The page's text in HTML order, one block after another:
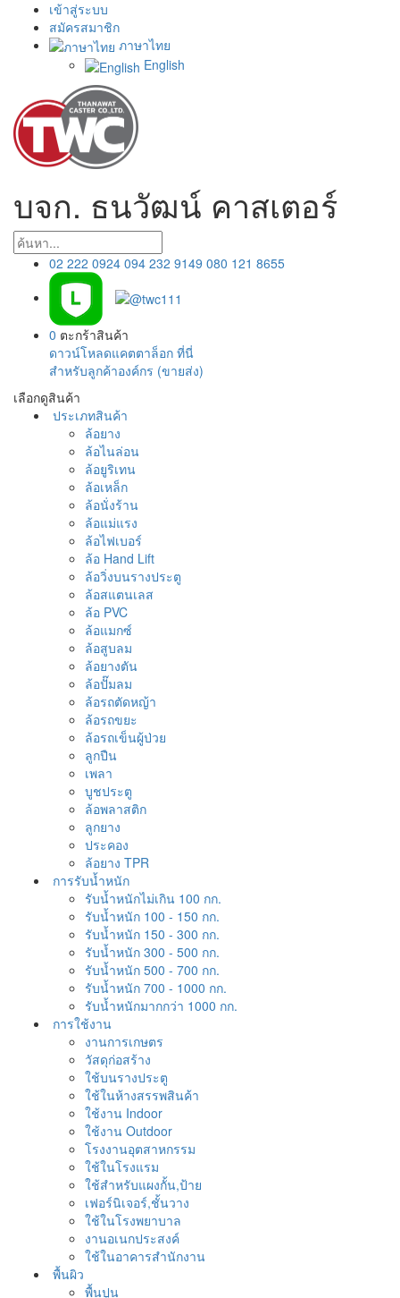
เข้าสู่ระบบ
สมัครสมาชิก
ภาษาไทย
English
บจก. ธนวัฒน์ คาสเตอร์
02 222 0924 094 232 9149 080 121 8655
0 ตะกร้าสินค้า
ดาวน์โหลดแคตตาล็อก ที่นี่
สำหรับลูกค้าองค์กร (ขายส่ง)
เลือกดูสินค้า
ประเภทสินค้า
ล้อยาง
ล้อไนล่อน
ล้อยูริเทน
ล้อเหล็ก
ล้อนั่งร้าน
ล้อแม่แรง
ล้อไฟเบอร์
ล้อ Hand Lift
ล้อวิ่งบนรางประตู
ล้อสแตนเลส
ล้อ PVC
ล้อแมกซ์
ล้อสูบลม
ล้อยางตัน
ล้อปั๊มลม
ล้อรถตัดหญ้า
ล้อรถขยะ
ล้อรถเข็นผู้ป่วย
ลูกปืน
เพลา
บูชประตู
ล้อพลาสติก
ลูกยาง
ประคอง
ล้อยาง TPR
การรับน้ำหนัก
รับน้ำหนักไม่เกิน 100 กก.
รับน้ำหนัก 100 - 150 กก.
รับน้ำหนัก 150 - 300 กก.
รับน้ำหนัก 300 - 500 กก.
รับน้ำหนัก 500 - 700 กก.
รับน้ำหนัก 700 - 1000 กก.
รับน้ำหนักมากกว่า 1000 กก.
การใช้งาน
งานการเกษตร
วัสดุก่อสร้าง
ใช้บนรางประตู
ใช้ในห้างสรรพสินค้า
ใช้งาน Indoor
ใช้งาน Outdoor
โรงงานอุตสาหกรรม
ใช้ในโรงแรม
ใช้สำหรับแผงกั้น,ป้าย
เฟอร์นิเจอร์,ชั้นวาง
ใช้ในโรงพยาบาล
งานอเนกประสงค์
ใช้ในอาคารสำนักงาน
พื้นผิว
พื้นปูน